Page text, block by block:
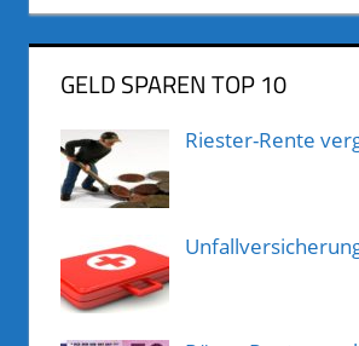
GELD SPAREN TOP 10
Riester-Rente